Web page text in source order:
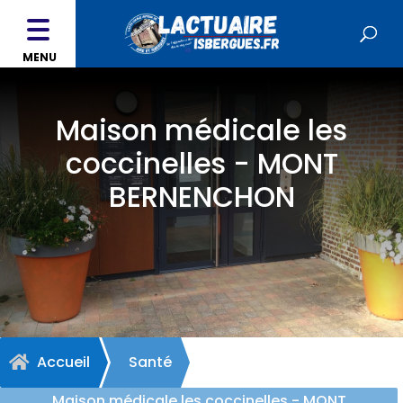
MENU
Maison médicale les
coccinelles - MONT
BERNENCHON
 Accueil
Santé